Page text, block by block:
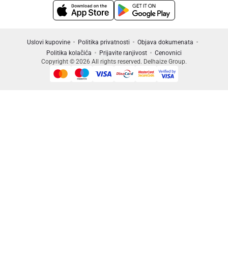
Uslovi kupovine Politika privatnosti
Objava dokumenata
Politika kolačića
Prijavite ranjivost
Cenovnici
Copyright © 2026 All rights reserved. Delhaize Group.